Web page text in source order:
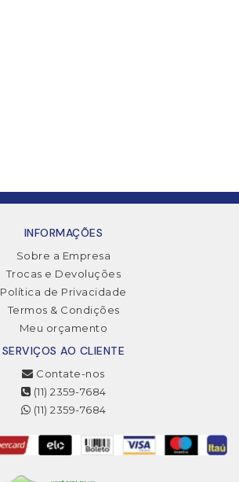
INFORMAÇÕES
Sobre a Empresa
Trocas e Devoluções
Política de Privacidade
Termos & Condições
Meu orçamento
SERVIÇOS AO CLIENTE
Contate-nos
(11) 2359-7684
(11) 2359-7684